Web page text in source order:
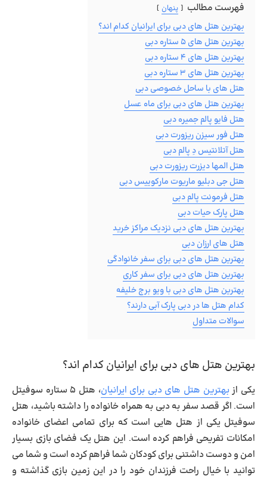
فهرست مطالب پنهان
بهترین هتل های دبی برای ایرانیان کدام اند؟
بهترین هتل های ۵ ستاره دبی
بهترین هتل های ۴ ستاره دبی
بهترین هتل های ۳ ستاره دبی
هتل های با ساحل خصوصی دبی
بهترین هتل های دبی برای ماه عسل
هتل فایو پالم جمیره دبی
هتل فور سیزن ریزورت دبی
هتل آتلانتیس دِ پالم دبی
هتل المها دیزرت ریزورت دبی
هتل جی دبلیو ماریوت مارکوییس دبی
هتل فرمونت پالم دبی
هتل پارک حیات دبی
بهترین هتل های دبی نزدیک مراکز خرید
هتل های ارزان دبی
بهترین هتل های دبی برای سفر خانوادگی
بهترین هتل های دبی برای سفر کاری
بهترین هتل های دبی با ویو برج خلیفه
کدام هتل ها در دبی پارک آبی دارند؟
سوالات متداول
بهترین هتل های دبی برای ایرانیان کدام اند؟
یکی ازبهترین هتل های دبی برای ایرانیان
، هتل ۵ ستاره سوفیتل
است. اگر قصد سفر به دبی به همراه خانواده را داشته باشید، هتل
سوفیتل یکی از هتل هایی است که برای تمامی اعضای خانواده
امکانات تفریحی فراهم کرده است. این هتل یک فضای بازی بسیار
امن و دوست داشتنی برای کودکان شما فراهم کرده است و شما می
توانید با خیال راحت فرزندان خود را در این زمین بازی گذاشته و